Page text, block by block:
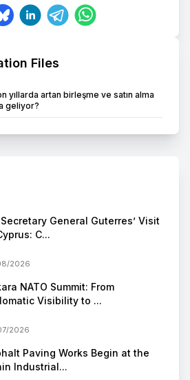
Files
yıllarda artan birleşme ve satın alma
geliyor?
Secretary General Guterres’ Visit
C...
2026
NATO Summit: From
Visibility to ...
2026
Paving Works Begin at the
Industrial...